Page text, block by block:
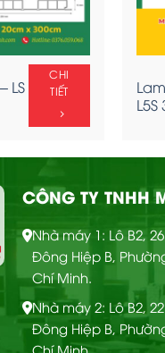
CHI
TIẾT
LS
CHI
TIẾT
L5S
CÔNG TY TNHH
Nhà máy 1: Lô B2,
Đông Hiệp B,
Chí Minh.
Nhà máy 2: Lô B2,
Đông Hiệp B,